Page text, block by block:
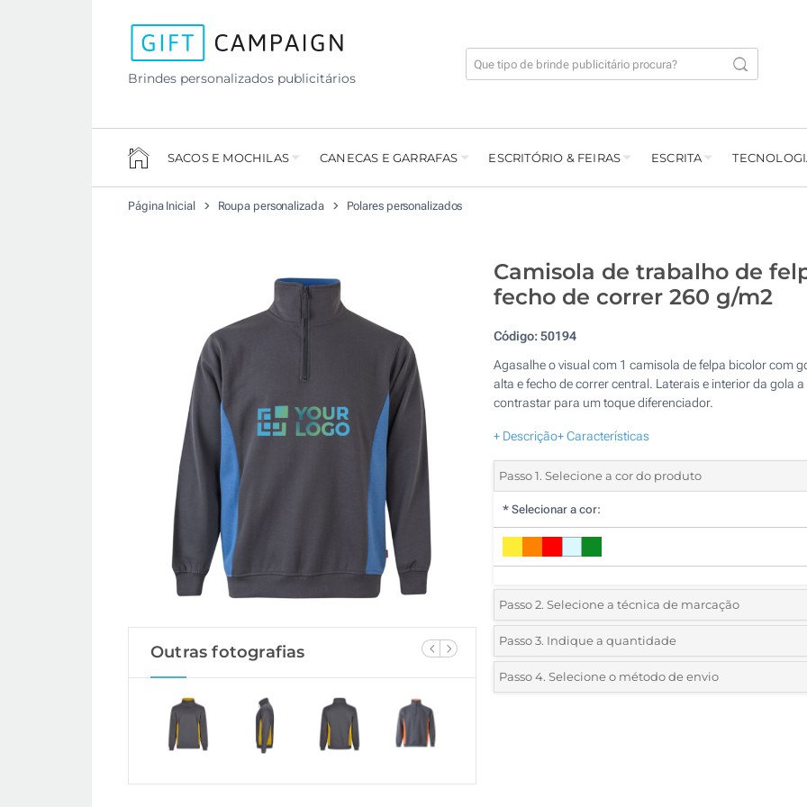
Brindes personalizados publicitários
SACOS E MOCHILAS CANECAS E GARRAFAS ESCRITÓRIO & FEIRAS ESCRITA
Página Inicial Roupa personalizada Polares personalizados
Outras fotografias
Camisola de trabalho de
fecho de correr 260 g/m2
Código:50194
Agasalhe o visual com 1 camisola de felpa bicolor com
alta e fecho de correr central. Laterais e interior da gola a
contrastar para um toque diferenciador.
+ Descrição+ Características
Passo 1. Selecione a cor do produto
* Selecionar a cor:
Passo 2. Selecione a técnica de marcação
*Selecione o tipo de marcação e as cores do logotipo:
1 Cor (Num lado)
Passo 3. Indique a quantidade
*Pedido mínimo 5 (total de pedido)
Passo 4. Selecione o método de envio